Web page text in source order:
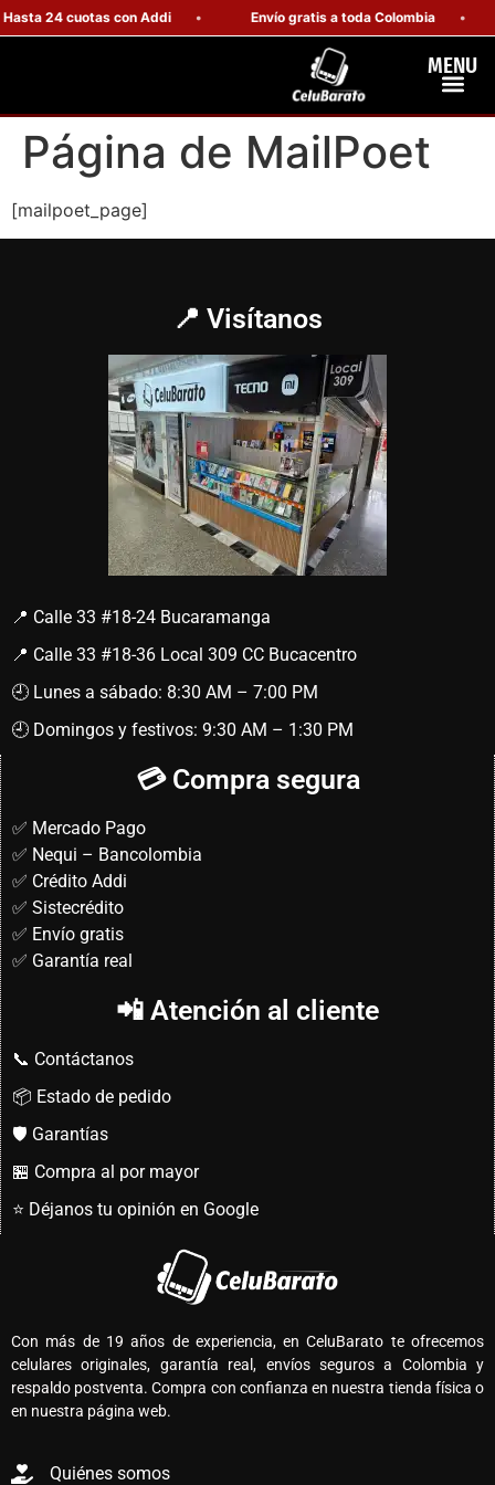
24 cuotas con Addi Envío gratis a toda Colombia
MENU
Página de MailPoet
[mailpoet_page]
📍 Visítanos
📍 Calle 33 #18-24 Bucaramanga
📍 Calle 33 #18-36 Local 309 CC Bucacentro
🕘 Lunes a sábado: 8:30 AM – 7:00 PM
🕘 Domingos y festivos: 9:30 AM – 1:30 PM
💳 Compra segura
✅ Mercado Pago
✅ Nequi – Bancolombia
✅ Crédito Addi
✅ Sistecrédito
✅ Envío gratis
✅ Garantía real
📲 Atención al cliente
📞 Contáctanos
📦 Estado de pedido
🛡️ Garantías
🏪 Compra al por mayor
⭐ Déjanos tu opinión en Google
Con más de 19 años de experiencia, en CeluBarato te ofrecemos
celulares originales, garantía real, envíos seguros a Colombia y
respaldo postventa. Compra con confianza en nuestra tienda física o
en nuestra página web.
Quiénes somos